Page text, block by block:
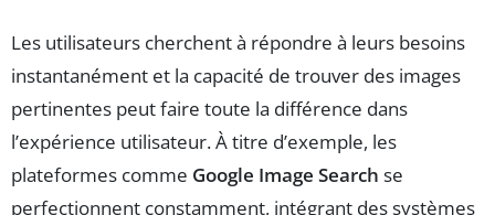
Les utilisateurs cherchent à répondre à leurs besoins
instantanément et la capacité de trouver des images
pertinentes peut faire toute la différence dans
l’expérience utilisateur. À titre d’exemple, les
plateformes comme Google Image Search se
perfectionnent constamment, intégrant des systèmes